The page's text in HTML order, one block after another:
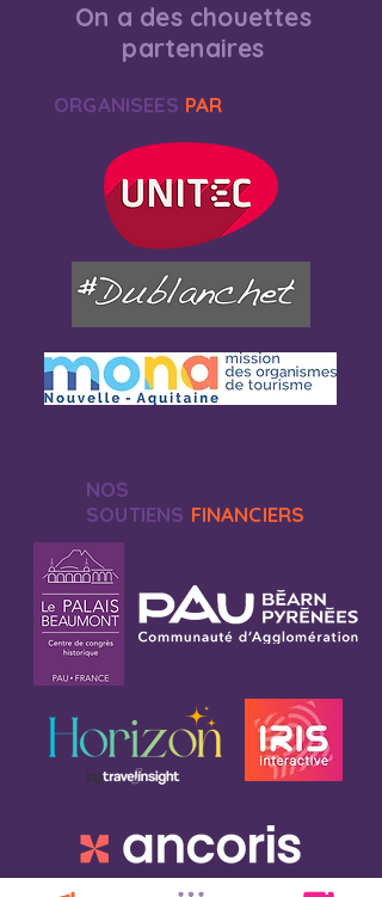
On a des chouettes
partenaires
ORGANISEES PAR
NOS
SOUTIENS FINANCIERS